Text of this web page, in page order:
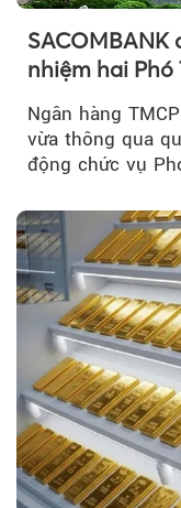
nhiệm hai
Ngân hàng
vừa thông qua
động chức vụ